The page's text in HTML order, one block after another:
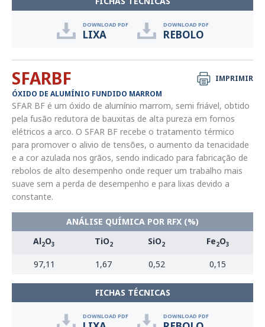
DOWNLOAD PDF
LIXA
DOWNLOAD PDF
REBOLO
IMPRIMIR
SFARBF
ÓXIDO DE ALUMÍNIO FUNDIDO MARROM
SFAR BF é um óxido de alumínio marrom, semi friável, obtido
pela fusão redutora de bauxitas de alta pureza em fornos
elétricos a arco. O SFAR BF recebe o tratamento térmico
para promover o alivio de tensões, o aumento da tenacidade
e a cor azulada nos grãos, sendo indicado para fabricação de
rebolos de alto desempenho onde requer um trabalho mais
suave sem a perda de desempenho e para lixas devido a
constante.
ANÁLISE QUÍMICA POR RFX (%)
Al2O3 TiO2 SiO2 Fe2O3
97,11 1,67 0,52 0,15
FICHAS TÉCNICAS
DOWNLOAD PDF DOWNLOAD PDF